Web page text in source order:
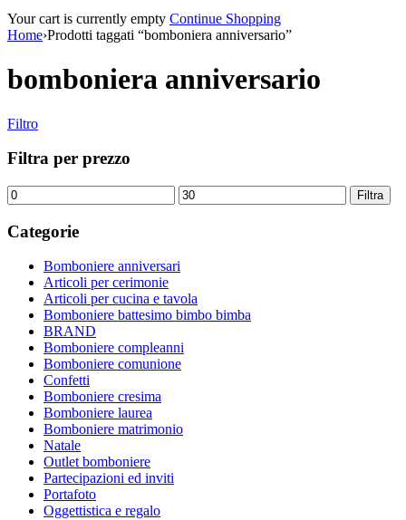
Your cart is currently empty Continue Shopping
Home›Prodotti taggati “bomboniera anniversario”
bomboniera anniversario
Filtro
Filtra per prezzo
Prezzo
Min
Prezzo
Max
Filtra
Categorie
Bomboniere anniversari
Articoli per cerimonie
Articoli per cucina e tavola
Bomboniere battesimo bimbo bimba
BRAND
Bomboniere compleanni
Bomboniere comunione
Confetti
Bomboniere cresima
Bomboniere laurea
Bomboniere matrimonio
Natale
Outlet bomboniere
Partecipazioni ed inviti
Portafoto
Oggettistica e regalo